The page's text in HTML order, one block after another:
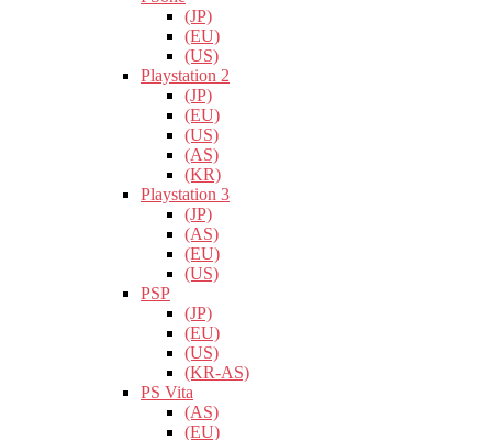
(JP)
(EU)
(US)
Playstation 2
(JP)
(EU)
(US)
(AS)
(KR)
Playstation 3
(JP)
(AS)
(EU)
(US)
PSP
(JP)
(EU)
(US)
(KR-AS)
PS Vita
(AS)
(EU)